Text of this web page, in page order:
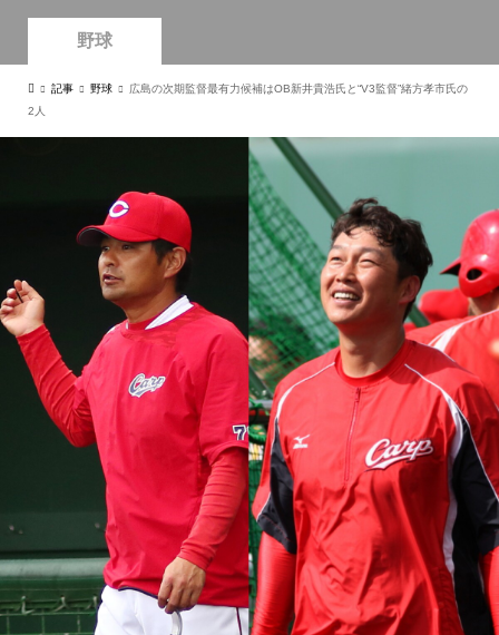
野球
記事 野球
広島の次期監督最有力候補はOB新井貴浩氏と“V3監督”緒方孝市氏の
2人